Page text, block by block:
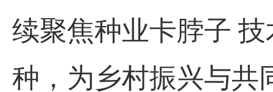
续聚焦种业卡脖子
种，为乡村振兴与共